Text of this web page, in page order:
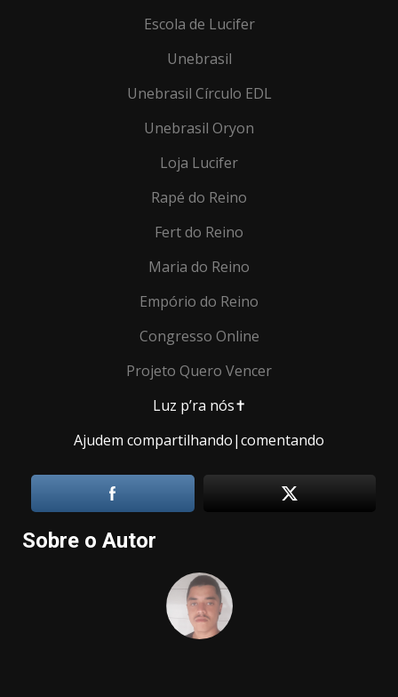
Escola de Lucifer
Unebrasil
Unebrasil Círculo EDL
Unebrasil Oryon
Loja Lucifer
Rapé do Reino
Fert do Reino
Maria do Reino
Empório do Reino
Congresso Online
Projeto Quero Vencer
Luz p’ra nós✝️
Ajudem compartilhando|comentando
Sobre o Autor